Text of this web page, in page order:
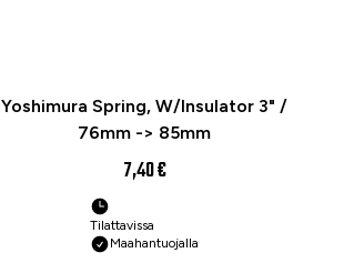
Yoshimura Spring, W/Insulator 3" /
76mm -> 85mm
7,40 €
Tilattavissa
Maahantuojalla